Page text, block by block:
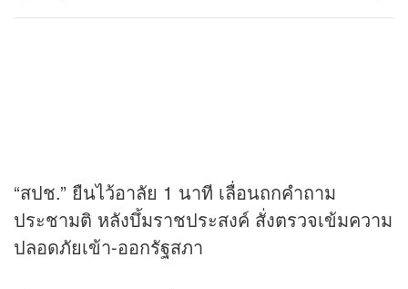
“สปช.” ยืนไว้อาลัย 1 นาที เลื่อนถกคำถาม
ประชามติ หลังบึ้มราชประสงค์ สั่งตรวจเข้มความ
ปลอดภัยเข้า-ออกรัฐสภา